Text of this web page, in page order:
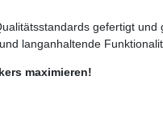
gefertigt
langanhaltende
maximieren!